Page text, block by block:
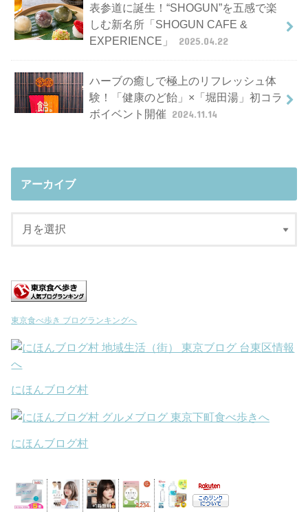
表参道に誕生！“SHOGUN”を五感で楽
しむ新名所「SHOGUN CAFE &
EXPERIENCE」
2025.04.22
ハーブの癒しで極上のリフレッシュ体
験！「健康のど飴」×「堀田湯」初コラ
ボイベント開催 2024.11.14
アーカイブ
東京食べ歩き ブログランキングへ
にほんブログ村
にほんブログ村